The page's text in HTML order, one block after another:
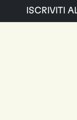
ISCRIVITI